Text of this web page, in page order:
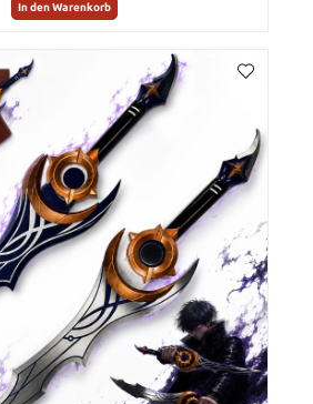
In den Warenkorb